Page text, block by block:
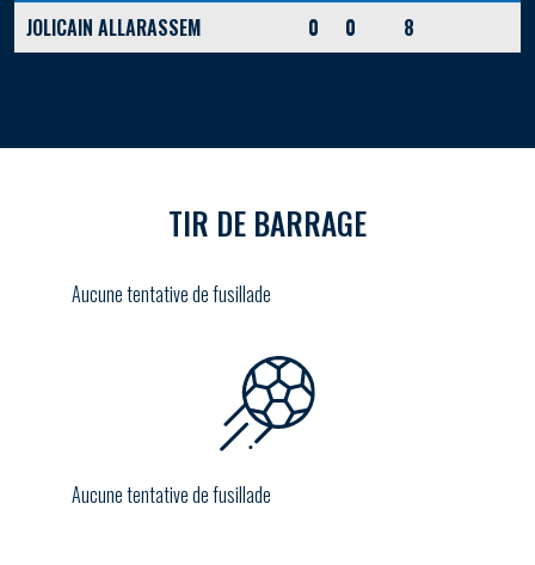
JOLICAIN ALLARASSEM
0 0 8
TIR DE BARRAGE
Aucune tentative de fusillade
Aucune tentative de fusillade